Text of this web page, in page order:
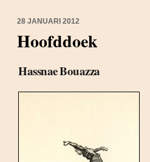
28 JANUARI 2012
Hoofddoek
Hassnae Bouazza